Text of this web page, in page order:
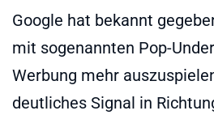
Google hat bekannt
mit sogenannten Pop-
Werbung mehr
deutliches Signal in